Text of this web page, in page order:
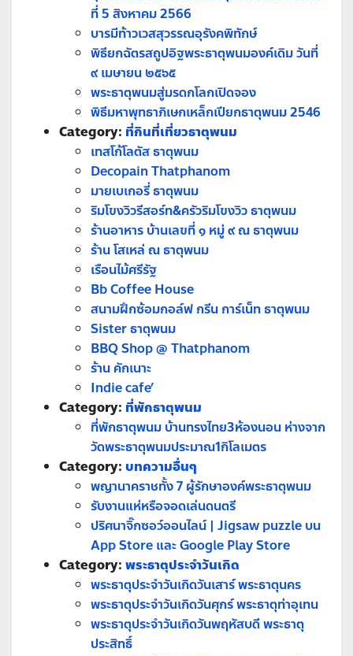
ที่ 5 สิงหาคม 2566
บารมีท้าวเวสสุวรรณอุรังคพิทักษ์
พิธียกฉัตรสถูปอิฐพระธาตุพนมองค์เดิม วันที่
๙ เมษายน ๒๕๖๕
พระธาตุพนมสู่มรดกโลกเปิดจอง
พิธีมหาพุทธาภิเษกเหล็กเปียกธาตุพนม 2546
Category: ที่กินที่เที่ยวธาตุพนม
เทสโก้โลตัส ธาตุพนม
Decopain Thatphanom
มายเบเกอรี่ ธาตุพนม
ริมโขงวิวรีสอร์ท&ครัวริมโขงวิว ธาตุพนม
ร้านอาหาร บ้านเลขที่ ๑ หมู่ ๙ ณ ธาตุพนม
ร้าน โสเหล่ ณ ธาตุพนม
เรือนไม้ศรีรัฐ
Bb Coffee House
สนามฝึกซ้อมกอล์ฟ กรีน การ์เน็ท ธาตุพนม
Sister ธาตุพนม
BBQ Shop @ Thatphanom
ร้าน คักเนาะ
Indie cafe’
Category: ที่พักธาตุพนม
ที่พักธาตุพนม บ้านทรงไทย3ห้องนอน ห่างจาก
วัดพระธาตุพนมประมาณ1กิโลเมตร
Category: บทความอื่นๆ
พญานาคราชทั้ง 7 ผู้รักษาองค์พระธาตุพนม
รับงานแห่หรือจอดเล่นดนตรี
ปริศนาจิ๊กซอว์ออนไลน์ | Jigsaw puzzle บน
App Store และ Google Play Store
Category: พระธาตุประจำวันเกิด
พระธาตุประจำวันเกิดวันเสาร์ พระธาตุนคร
พระธาตุประจำวันเกิดวันศุกร์ พระธาตุท่าอุเทน
พระธาตุประจำวันเกิดวันพฤหัสบดี พระธาตุ
ประสิทธิ์